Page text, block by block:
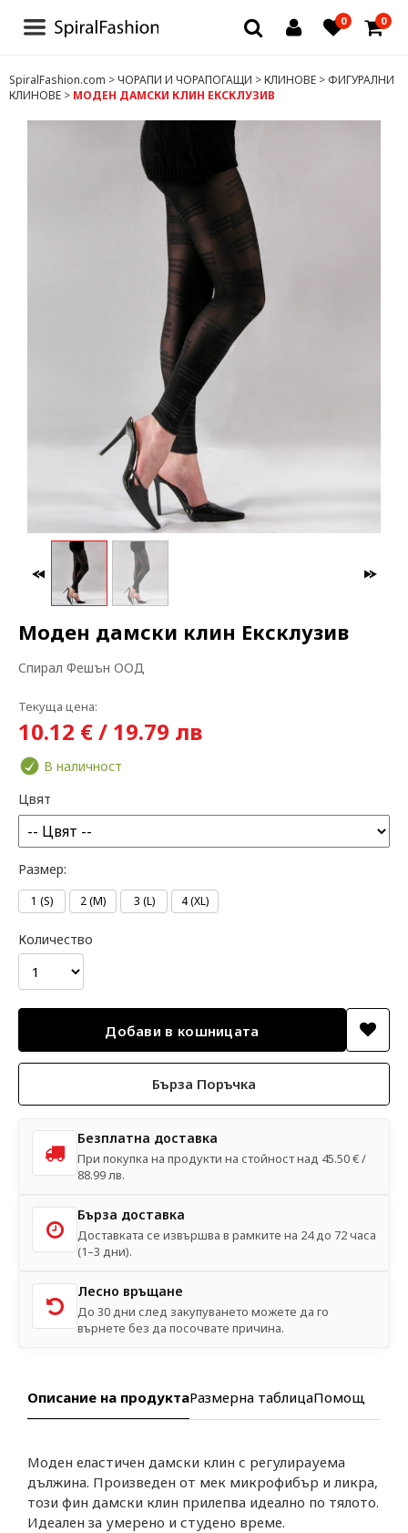
0 0
БЛУЗИ И РОКЛИ
БЕЛЬО
ЧОРАПИ И ЧОРАПОГАЩИ
МАКСИ МОДА
SpiralFashion.com >ЧОРАПИ И ЧОРАПОГАЩИ >КЛИНОВЕ >ФИГУРАЛНИ
КЛИНОВЕ > МОДЕН ДАМСКИ КЛИН ЕКСКЛУЗИВ
Моден дамски клин Ексклузив
Спирал Фешън ООД
Текуща цена:
10.12 € / 19.79 лв
В наличност
Цвят
Размер:
1 (S) 2 (M) 3 (L) 4 (XL)
Количество
Бърза Поръчка
Безплатна доставка
При покупка на продукти на стойност над 45.50 € /
88.99 лв.
Бърза доставка
Доставката се извършва в рамките на 24 до 72 часа
(1–3 дни).
Лесно връщане
До 30 дни след закупуването можете да го
върнете без да посочвате причина.
Описание на продуктаРазмерна таблицаПомощ
Моден еластичен дамски клин с регулирауема
дължина. Произведен от мек микрофибър и ликра,
този фин дамски клин прилепва идеално по тялото.
Идеален за умерено и студено време.